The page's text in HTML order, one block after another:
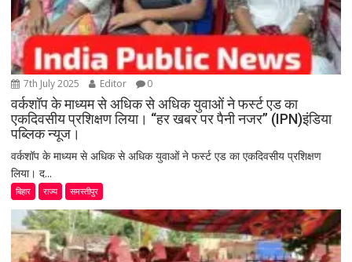
7th July 2025 Editor 0
वर्कशॉप के माध्यम से अधिक से अधिक युवाओं ने फर्स्ट एड का
एकदिवसीय प्रशिक्षण लिया। “हर खबर पर पैनी नजर” (IPN)इंडिया
पब्लिक न्यूज।
वर्कशॉप के माध्यम से अधिक से अधिक युवाओं ने फर्स्ट एड का एकदिवसीय प्रशिक्षण
लिया। द...
बिहार राज्य समस्तीपुर